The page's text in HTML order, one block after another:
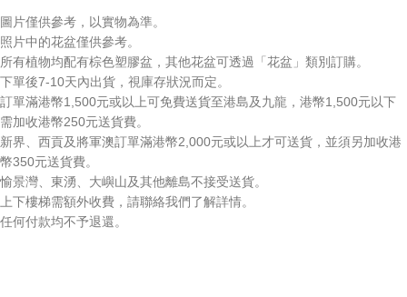
圖片僅供參考，以實物為準。
照片中的花盆僅供參考。
所有植物均配有棕色塑膠盆，其他花盆可透過「花盆」類別訂購。
下單後7-10天內出貨，視庫存狀況而定。
訂單滿港幣1,500元或以上可免費送貨至港島及九龍，港幣1,500元以下
需加收港幣250元送貨費。
新界、西貢及將軍澳訂單滿港幣2,000元或以上才可送貨，並須另加收港
幣350元送貨費。
愉景灣、東湧、大嶼山及其他離島不接受送貨。
上下樓梯需額外收費，請聯絡我們了解詳情。
任何付款均不予退還。